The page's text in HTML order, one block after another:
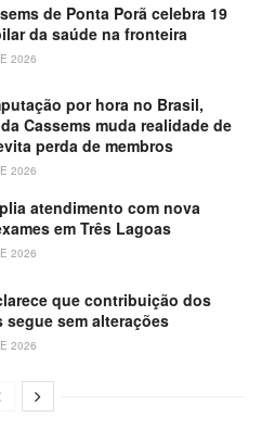
de Ponta Porã celebra 19
da saúde na fronteira
2026
por hora no Brasil,
Cassems muda realidade de
perda de membros
2026
atendimento com nova
em Três Lagoas
2026
que contribuição dos
segue sem alterações
2026